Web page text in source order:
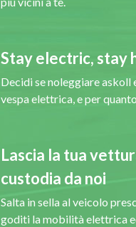
Stay electric, stay
Decidi se noleggiare askoll
vespa elettrica, e per
Lascia la tua
custodia da noi
Salta in sella al veicolo
goditi la mobilità elettrica